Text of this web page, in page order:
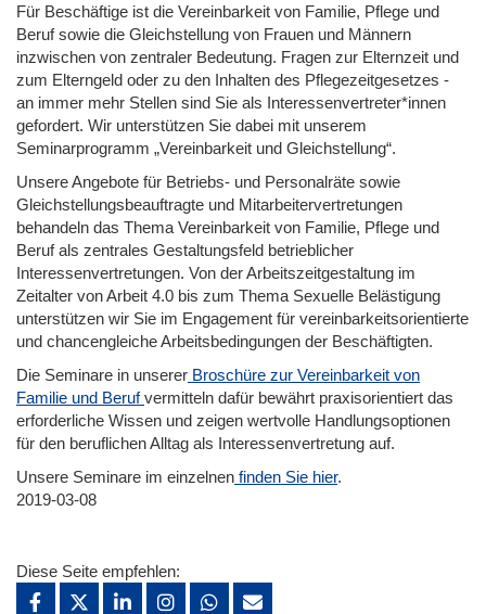
Für Beschäftige ist die Vereinbarkeit von Familie, Pflege und
Beruf sowie die Gleichstellung von Frauen und Männern
inzwischen von zentraler Bedeutung. Fragen zur Elternzeit und
zum Elterngeld oder zu den Inhalten des Pflegezeitgesetzes -
an immer mehr Stellen sind Sie als Interessenvertreter*innen
gefordert. Wir unterstützen Sie dabei mit unserem
Seminarprogramm „Vereinbarkeit und Gleichstellung“.
Unsere Angebote für Betriebs- und Personalräte sowie
Gleichstellungsbeauftragte und Mitarbeitervertretungen
behandeln das Thema Vereinbarkeit von Familie, Pflege und
Beruf als zentrales Gestaltungsfeld betrieblicher
Interessenvertretungen. Von der Arbeitszeitgestaltung im
Zeitalter von Arbeit 4.0 bis zum Thema Sexuelle Belästigung
unterstützen wir Sie im Engagement für vereinbarkeitsorientierte
und chancengleiche Arbeitsbedingungen der Beschäftigten.
Die Seminare in unserer Broschüre zur Vereinbarkeit von
Familie und Berufvermitteln dafür bewährt praxisorientiert das
erforderliche Wissen und zeigen wertvolle Handlungsoptionen
für den beruflichen Alltag als Interessenvertretung auf.
Unsere Seminare im einzelnen finden Sie hier.
2019-03-08
Diese Seite empfehlen: